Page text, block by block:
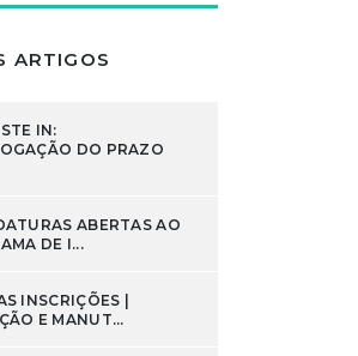
ARTIGOS
IN:
DO PRAZO
ABERTAS AO
DE I...
INSCRIÇÕES |
E MANUT...